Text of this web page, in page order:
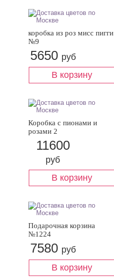
коробка из роз мисс пигги
№9
5650 руб
Коробка с пионами и
розами 2
11600
руб
Подарочная корзина
№1224
7580 руб